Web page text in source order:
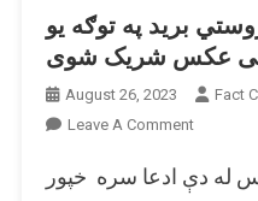
برید په توګه یو
August 26, 2023
Fact
Leave A CommentOn
پاکستاني
له دې ادعا سره خپور